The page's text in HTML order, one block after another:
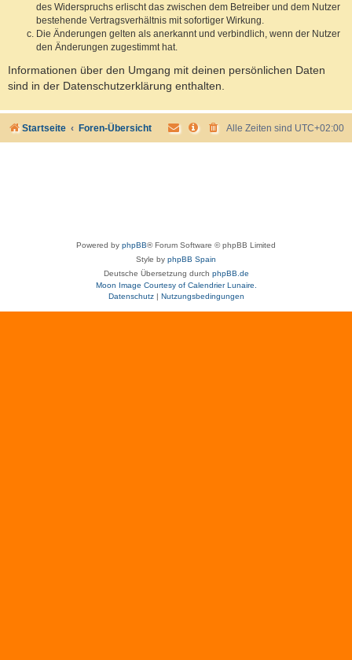
des Widerspruchs erlischt das zwischen dem Betreiber und dem Nutzer
bestehende Vertragsverhältnis mit sofortiger Wirkung.
Die Änderungen gelten als anerkannt und verbindlich, wenn der Nutzer
den Änderungen zugestimmt hat.
Informationen über den Umgang mit deinen persönlichen Daten
sind in der Datenschutzerklärung enthalten.
Startseite Foren-Übersicht Alle Zeiten sind UTC+02:00
Powered by phpBB® Forum Software © phpBB Limited
Style by phpBB Spain
Deutsche Übersetzung durch phpBB.de
Moon Image Courtesy of Calendrier Lunaire.
Datenschutz| Nutzungsbedingungen